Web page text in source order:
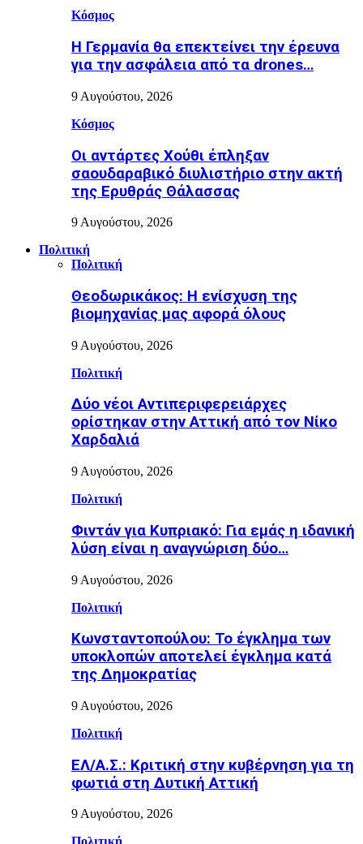
Κόσμος
Η Γερμανία θα επεκτείνει την έρευνα
για την ασφάλεια από τα drones…
9 Αυγούστου, 2026
Κόσμος
Οι αντάρτες Χούθι έπληξαν
σαουδαραβικό διυλιστήριο στην ακτή
της Ερυθράς Θάλασσας
9 Αυγούστου, 2026
Πολιτική
Πολιτική
Θεοδωρικάκος: Η ενίσχυση της
βιομηχανίας μας αφορά όλους
9 Αυγούστου, 2026
Πολιτική
Δύο νέοι Αντιπεριφερειάρχες
ορίστηκαν στην Αττική από τον Νίκο
Χαρδαλιά
9 Αυγούστου, 2026
Πολιτική
Φιντάν για Κυπριακό: Για εμάς η ιδανική
λύση είναι η αναγνώριση δύο…
9 Αυγούστου, 2026
Πολιτική
Κωνσταντοπούλου: Το έγκλημα των
υποκλοπών αποτελεί έγκλημα κατά
της Δημοκρατίας
9 Αυγούστου, 2026
Πολιτική
ΕΛ/Α.Σ.: Κριτική στην κυβέρνηση για τη
φωτιά στη Δυτική Αττική
9 Αυγούστου, 2026